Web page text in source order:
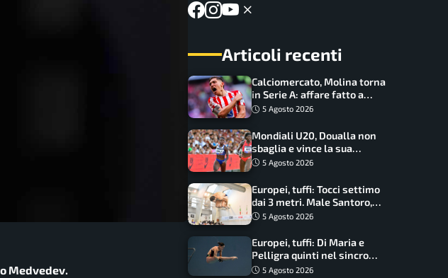
Medvedev.
Articoli recenti
Calciomercato, Molina torna
in Serie A: affare fatto a
cifre sorprendenti
5 Agosto 2026
Mondiali U20, Doualla non
sbaglia e vince la sua
batteria sui 100 metri:
5 Agosto 2026
Europei, tuffi: Tocci settimo
dai 3 metri. Male Santoro,
Wesemann si prende l’oro
5 Agosto 2026
Europei, tuffi: Di Maria e
Pelligra quinti nel sincro
misto. Oro all’Ucraina
5 Agosto 2026